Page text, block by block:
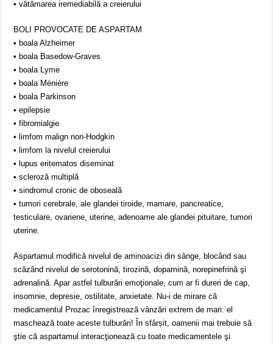
• vătămarea iremediabilă a creierului
BOLI PROVOCATE DE ASPARTAM
• boala Alzheimer
• boala Basedow-Graves
• boala Lyme
• boala Ménière
• boala Parkinson
• epilepsie
• fibromialgie
• limfom malign non-Hodgkin
• limfom la nivelul creierului
• lupus eritematos diseminat
• scleroză multiplă
• sindromul cronic de oboseală
• tumori cerebrale, ale glandei tiroide, mamare, pancreatice,
testiculare, ovariene, uterine, adenoame ale glandei pituitare, tumori
uterine.
Aspartamul modifică nivelul de aminoacizi din sânge, blocând sau
scăzând nivelul de serotonină, tirozină, dopamină, norepinefrină şi
adrenalină. Apar astfel tulburări emoţionale, cum ar fi dureri de cap,
insomnie, depresie, ostilitate, anxietate. Nu-i de mirare că
medicamentul Prozac înregistrează vânzări extrem de mari: el
maschează toate aceste tulburări! În sfârșit, oamenii mai trebuie să
ştie că aspartamul interacţionează cu toate medicamentele şi